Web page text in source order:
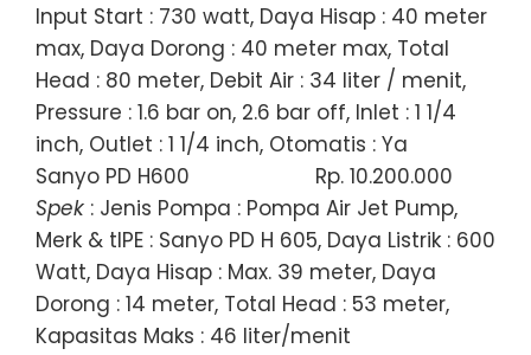
Input Start : 730 watt, Daya Hisap : 40 meter
max, Daya Dorong : 40 meter max, Total
Head : 80 meter, Debit Air : 34 liter / menit,
Pressure : 1.6 bar on, 2.6 bar off, Inlet : 1 1/4
inch, Outlet : 1 1/4 inch, Otomatis : Ya
Sanyo PD H600
Rp. 10.200.000
Spek : Jenis Pompa : Pompa Air Jet Pump,
Merk & tIPE : Sanyo PD H 605, Daya Listrik : 600
Watt, Daya Hisap : Max. 39 meter, Daya
Dorong : 14 meter, Total Head : 53 meter,
Kapasitas Maks : 46 liter/menit